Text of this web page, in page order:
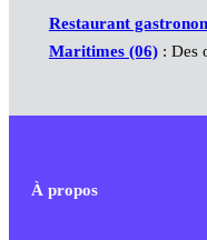
Restaurant
Maritimes (06): Des
À propos